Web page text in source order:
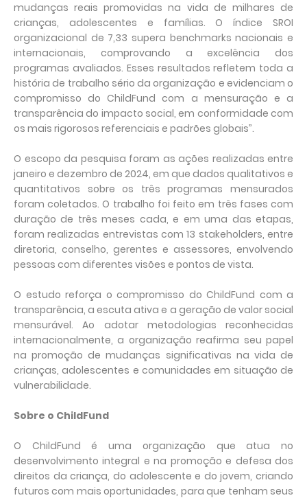
mudanças reais promovidas na vida de milhares de
crianças, adolescentes e famílias. O índice SROI
organizacional de 7,33 supera benchmarks nacionais e
internacionais, comprovando a excelência dos
programas avaliados. Esses resultados refletem toda a
história de trabalho sério da organização e evidenciam o
compromisso do ChildFund com a mensuração e a
transparência do impacto social, em conformidade com
os mais rigorosos referenciais e padrões globais”.
O escopo da pesquisa foram as ações realizadas entre
janeiro e dezembro de 2024, em que dados qualitativos e
quantitativos sobre os três programas mensurados
foram coletados. O trabalho foi feito em três fases com
duração de três meses cada, e em uma das etapas,
foram realizadas entrevistas com 13 stakeholders, entre
diretoria, conselho, gerentes e assessores, envolvendo
pessoas com diferentes visões e pontos de vista.
O estudo reforça o compromisso do ChildFund com a
transparência, a escuta ativa e a geração de valor social
mensurável. Ao adotar metodologias reconhecidas
internacionalmente, a organização reafirma seu papel
na promoção de mudanças significativas na vida de
crianças, adolescentes e comunidades em situação de
vulnerabilidade.
Sobre o ChildFund
O ChildFund é uma organização que atua no
desenvolvimento integral e na promoção e defesa dos
direitos da criança, do adolescente e do jovem, criando
futuros com mais oportunidades, para que tenham seus